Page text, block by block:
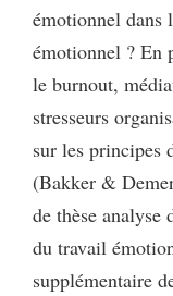
émotionnel dans
émotionnel ? En
le burnout,
stresseurs
sur les principes
(Bakker &
de thèse analyse
du travail
supplémentaire